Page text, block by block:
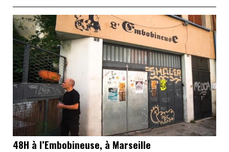
48H à l’Embobineuse, à Marseille